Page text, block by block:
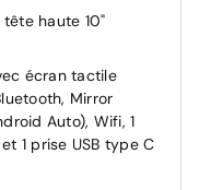
haute 10"
écran tactile
Mirror
Auto), Wifi, 1
1 prise USB type C